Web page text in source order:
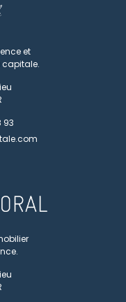
et
capitale.
93